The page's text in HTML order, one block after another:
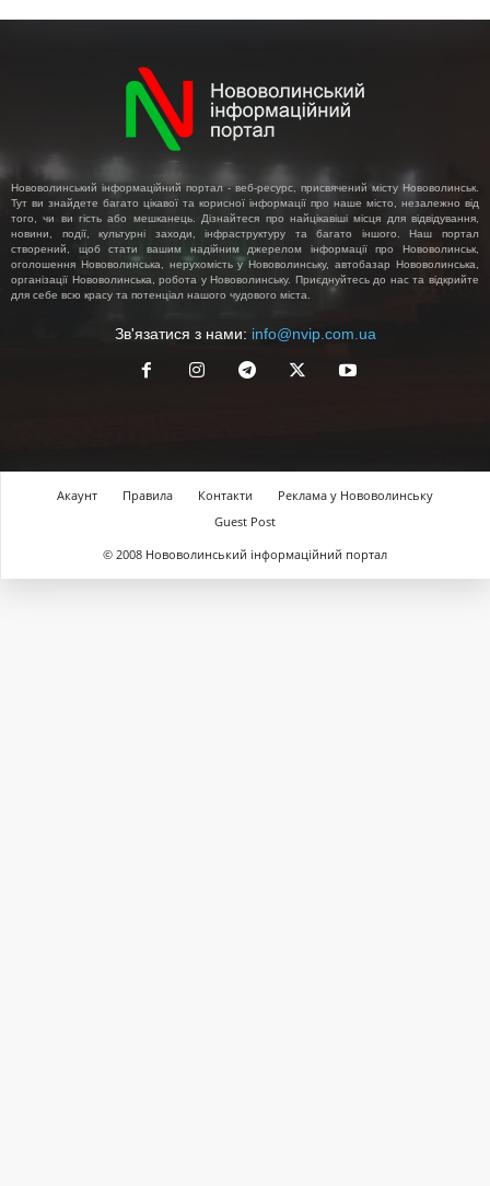
Нововолинський інформаційний портал - веб-ресурс, присвячений місту Нововолинськ.
Тут ви знайдете багато цікавої та корисної інформації про наше місто, незалежно від
того, чи ви гість або мешканець. Дізнайтеся про найцікавіші місця для відвідування,
новини, події, культурні заходи, інфраструктуру та багато іншого. Наш портал
створений, щоб стати вашим надійним джерелом інформації про Нововолинськ,
оголошення Нововолинська, нерухомість у Нововолинську, автобазар Нововолинська,
організації Нововолинська, робота у Нововолинську. Приєднуйтесь до нас та відкрийте
для себе всю красу та потенціал нашого чудового міста.
Зв'язатися з нами: info@nvip.com.ua
Акаунт Правила Контакти
Реклама у Нововолинську
Guest Post
© 2008 Нововолинський інформаційний портал